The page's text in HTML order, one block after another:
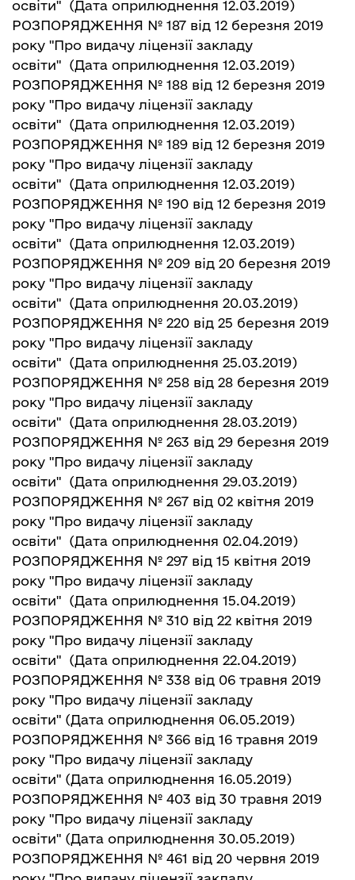
освіти" (Дата оприлюднення 12.03.2019)
РОЗПОРЯДЖЕННЯ № 187 від 12 березня 2019
року "Про видачу ліцензії закладу
освіти" (Дата оприлюднення 12.03.2019)
РОЗПОРЯДЖЕННЯ № 188 від 12 березня 2019
року "Про видачу ліцензії закладу
освіти" (Дата оприлюднення 12.03.2019)
РОЗПОРЯДЖЕННЯ № 189 від 12 березня 2019
року "Про видачу ліцензії закладу
освіти" (Дата оприлюднення 12.03.2019)
РОЗПОРЯДЖЕННЯ № 190 від 12 березня 2019
року "Про видачу ліцензії закладу
освіти" (Дата оприлюднення 12.03.2019)
РОЗПОРЯДЖЕННЯ № 209 від 20 березня 2019
року "Про видачу ліцензії закладу
освіти" (Дата оприлюднення 20.03.2019)
РОЗПОРЯДЖЕННЯ № 220 від 25 березня 2019
року "Про видачу ліцензії закладу
освіти" (Дата оприлюднення 25.03.2019)
РОЗПОРЯДЖЕННЯ № 258 від 28 березня 2019
року "Про видачу ліцензії закладу
освіти" (Дата оприлюднення 28.03.2019)
РОЗПОРЯДЖЕННЯ № 263 від 29 березня 2019
року "Про видачу ліцензії закладу
освіти" (Дата оприлюднення 29.03.2019)
РОЗПОРЯДЖЕННЯ № 267 від 02 квітня 2019
року "Про видачу ліцензії закладу
освіти" (Дата оприлюднення 02.04.2019)
РОЗПОРЯДЖЕННЯ № 297 від 15 квітня 2019
року "Про видачу ліцензії закладу
освіти" (Дата оприлюднення 15.04.2019)
РОЗПОРЯДЖЕННЯ № 310 від 22 квітня 2019
року "Про видачу ліцензії закладу
освіти" (Дата оприлюднення 22.04.2019)
РОЗПОРЯДЖЕННЯ № 338 від 06 травня 2019
року "Про видачу ліцензії закладу
освіти" (Дата оприлюднення 06.05.2019)
РОЗПОРЯДЖЕННЯ № 366 від 16 травня 2019
року "Про видачу ліцензії закладу
освіти" (Дата оприлюднення 16.05.2019)
РОЗПОРЯДЖЕННЯ № 403 від 30 травня 2019
року "Про видачу ліцензії закладу
освіти" (Дата оприлюднення 30.05.2019)
РОЗПОРЯДЖЕННЯ № 461 від 20 червня 2019